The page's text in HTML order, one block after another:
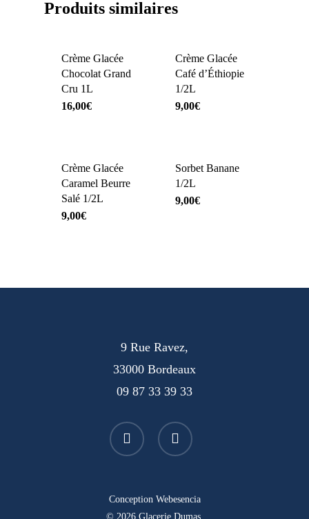
Produits similaires
Crème Glacée
Chocolat Grand
Cru 1L
16,00€
Crème Glacée
Café d’Éthiopie
1/2L
9,00€
Crème Glacée
Caramel Beurre
Salé 1/2L
9,00€
Sorbet Banane
1/2L
9,00€
9 Rue Ravez,
33000 Bordeaux
09 87 33 39 33
facebook instagram
Conception Webesencia
© 2026 Glacerie Dumas.